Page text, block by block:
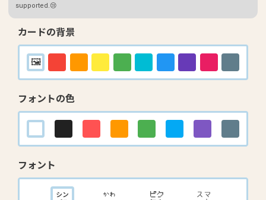
supported.😢
カードの背景
フォントの色
フォント